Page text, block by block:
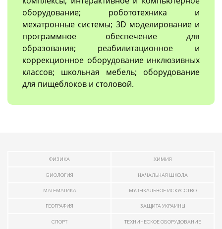
оборудование; робототехника и
мехатронные системы; 3D моделирование и
программное обеспечение для
образования; реабилитационное и
коррекционное оборудование инклюзивных
классов; школьная мебель; оборудование
для пищеблоков и столовой.
ФИЗИКА ХИМИЯ
БИОЛОГИЯ НАЧАЛЬНАЯ ШКОЛА
МАТЕМАТИКА МУЗЫКАЛЬНОЕ ИСКУССТВО
ГЕОГРАФИЯ ЗАЩИТА УКРАИНЫ
СПОРТ ТЕХНИЧЕСКОЕ ОБОРУДОВАНИЕ